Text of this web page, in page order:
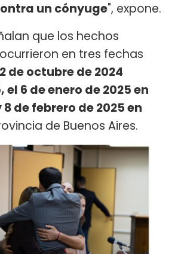
un cónyuge", expone.
que los hechos
en tres fechas
de octubre de 2024
6 de enero de 2025 en
de febrero de 2025 en
de Buenos Aires.